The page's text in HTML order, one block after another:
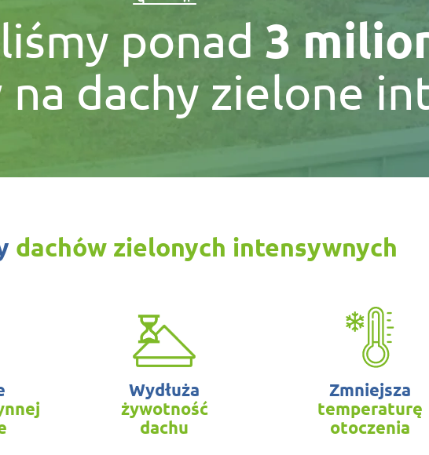
ponad 3
dachy zielone
dachów zielonych intensywnych
Wydłuża
żywotność
dachu
Zmniejsza
temperaturę
otoczenia